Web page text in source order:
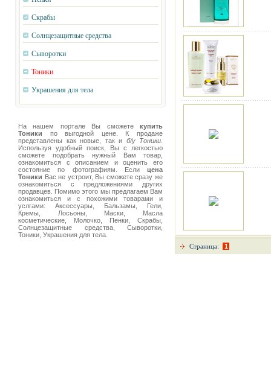
Скрабы
Солнцезащитные средства
Сыворотки
Тоники
Украшения для тела
На нашем портале Вы сможете купить
Тоники по выгодной цене. К продаже
представлены как новые, так и б/у Тоники
Используя удобный поиск, Вы с легкостью
сможете подобрать нужный Вам товар,
ознакомиться с описанием и оценить его
состояние по фотографиям. Если цена
Тоники Вас не устроит, Вы сможете сразу же
ознакомиться с предложениями других
продавцев. Помимо этого мы предлагаем Вам
ознакомиться и с похожими товарами и
услгами: Аксессуары, Бальзамы, Гели,
Кремы, Лосьоны, Маски, Масла
косметические, Молочко, Пенки, Скрабы,
Солнцезащитные средства, Сыворотки,
Тоники, Украшения для тела.
Страница:
1